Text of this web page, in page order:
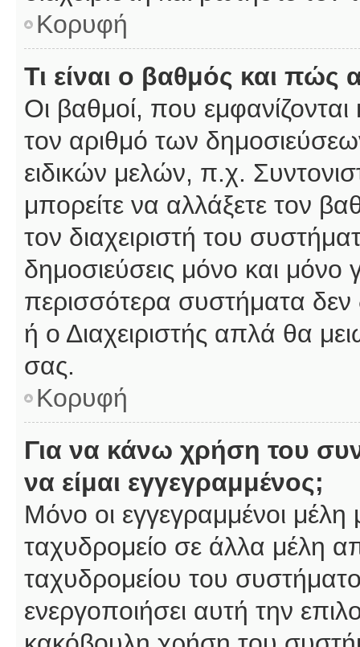
Κορυφή
Τι είναι ο βαθμός και
Οι βαθμοί, που
τον αριθμό των
ειδικών μελών, π.χ.
μπορείτε να αλλάξετε τον
τον διαχειριστή του
δημοσιεύσεις μόνο και
περισσότερα συστήματα δεν
ή ο Διαχειριστής απλά θα
σας.
Κορυφή
Για να κάνω χρήση του
να είμαι εγγεγραμμένος;
Μόνο οι εγγεγραμμένοι
ταχυδρομείο σε άλλα μέλη
ταχυδρομείου του
ενεργοποιήσει αυτή την